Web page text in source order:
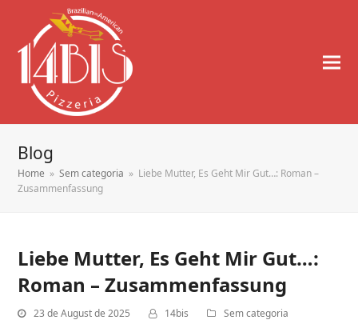
Blog
Home » Sem categoria » Liebe Mutter, Es Geht Mir Gut…: Roman –
Zusammenfassung
Liebe Mutter, Es Geht Mir Gut…:
Roman – Zusammenfassung
23 de August de 2025 14bis Sem categoria